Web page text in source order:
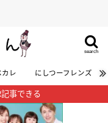
search
カレ にしつーフレンズ
事できる